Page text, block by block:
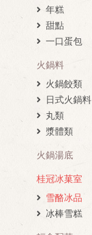
年糕
甜點
一口蛋包
火鍋料
火鍋餃類
日式火鍋料
丸類
漿體類
火鍋湯底
桂冠冰菓室
雪酪冰品
冰棒雪糕